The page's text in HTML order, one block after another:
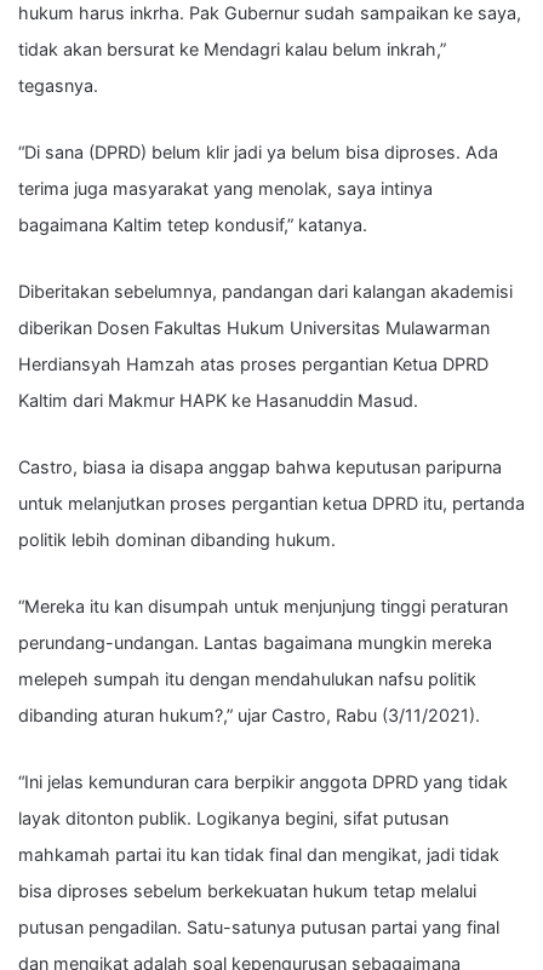
hukum harus inkrha. Pak Gubernur sudah sampaikan ke saya,
tidak akan bersurat ke Mendagri kalau belum inkrah,”
tegasnya.
“Di sana (DPRD) belum klir jadi ya belum bisa diproses. Ada
terima juga masyarakat yang menolak, saya intinya
bagaimana Kaltim tetep kondusif,” katanya.
Diberitakan sebelumnya, pandangan dari kalangan akademisi
diberikan Dosen Fakultas Hukum Universitas Mulawarman
Herdiansyah Hamzah atas proses pergantian Ketua DPRD
Kaltim dari Makmur HAPK ke Hasanuddin Masud.
Castro, biasa ia disapa anggap bahwa keputusan paripurna
untuk melanjutkan proses pergantian ketua DPRD itu, pertanda
politik lebih dominan dibanding hukum.
“Mereka itu kan disumpah untuk menjunjung tinggi peraturan
perundang-undangan. Lantas bagaimana mungkin mereka
melepeh sumpah itu dengan mendahulukan nafsu politik
dibanding aturan hukum?,” ujar Castro, Rabu (3/11/2021).
“Ini jelas kemunduran cara berpikir anggota DPRD yang tidak
layak ditonton publik. Logikanya begini, sifat putusan
mahkamah partai itu kan tidak final dan mengikat, jadi tidak
bisa diproses sebelum berkekuatan hukum tetap melalui
putusan pengadilan. Satu-satunya putusan partai yang final
dan mengikat adalah soal kepengurusan sebagaimana